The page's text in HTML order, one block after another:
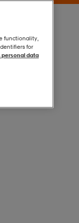
functionality,
for
personal data